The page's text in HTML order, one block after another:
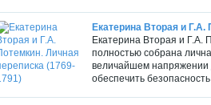
Екатерина Вторая и Г.А.
Екатерина Вторая и Г.А.
полностью собрана
величайшем напряжении
обеспечить